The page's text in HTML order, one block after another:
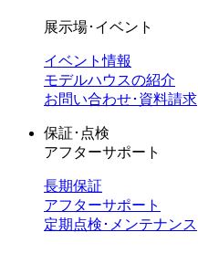
展示場･イベント
イベント情報
モデルハウスの紹介
お問い合わせ･資料請求
保証･点検
アフターサポート
長期保証
アフターサポート
定期点検･メンテナンス